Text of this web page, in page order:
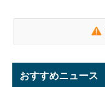
おすすめニュース